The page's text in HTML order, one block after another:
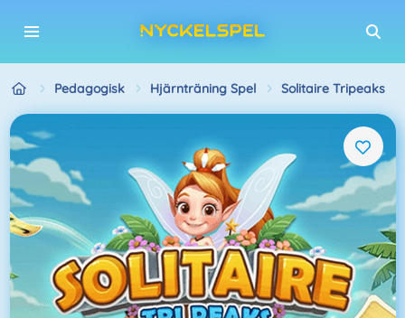
Pedagogisk Hjärnträning Spel Solitaire Tripeaks